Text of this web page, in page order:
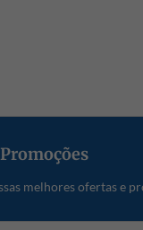
melhores ofertas e